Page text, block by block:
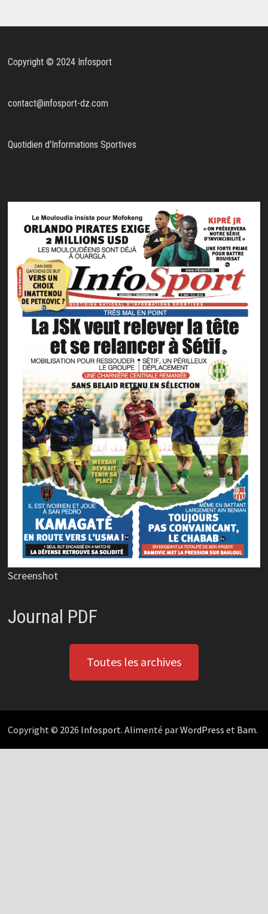
Copyright © 2024 Infosport
contact@infosport-dz.com
Quotidien d'Informations Sportives
Screenshot
Journal PDF
Toutes les archives
Copyright © 2026 Infosport. Alimenté parWordPress et Bam.